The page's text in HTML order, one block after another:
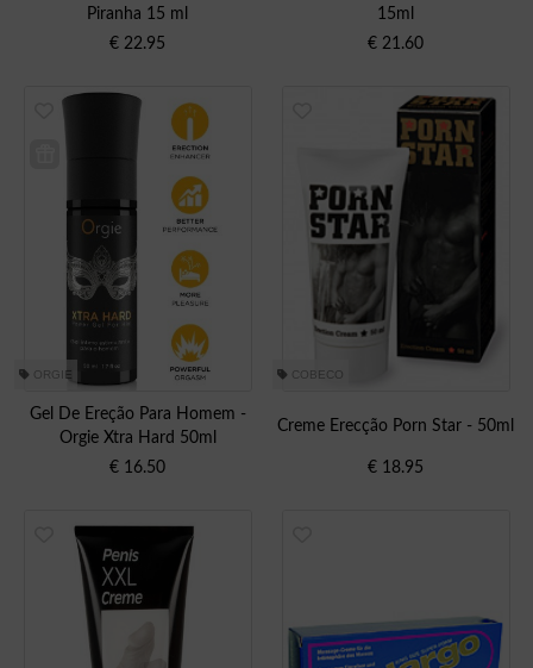
Piranha 15 ml
€ 22.95
15ml
€ 21.60
ORGIE
Gel De Ereção Para Homem -
Orgie Xtra Hard 50ml
€ 16.50
COBECO
Creme Erecção Porn Star - 50ml
€ 18.95